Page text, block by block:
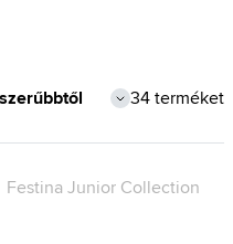
34 terméket